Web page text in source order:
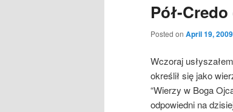
Pół-
Posted on April 19, 2009
Wczoraj
określił się jako
“Wierzy w Boga
odpowiedni na